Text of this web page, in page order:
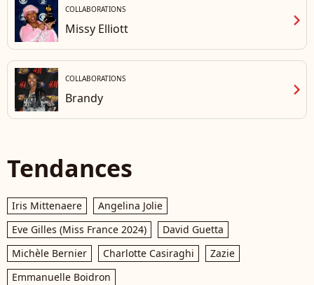
COLLABORATIONS
Missy Elliott chevron_right
COLLABORATIONS
Brandy chevron_right
Tendances
Iris Mittenaere
Angelina Jolie
Eve Gilles (Miss France 2024)
David Guetta
Michèle Bernier
Charlotte Casiraghi
Zazie
Emmanuelle Boidron